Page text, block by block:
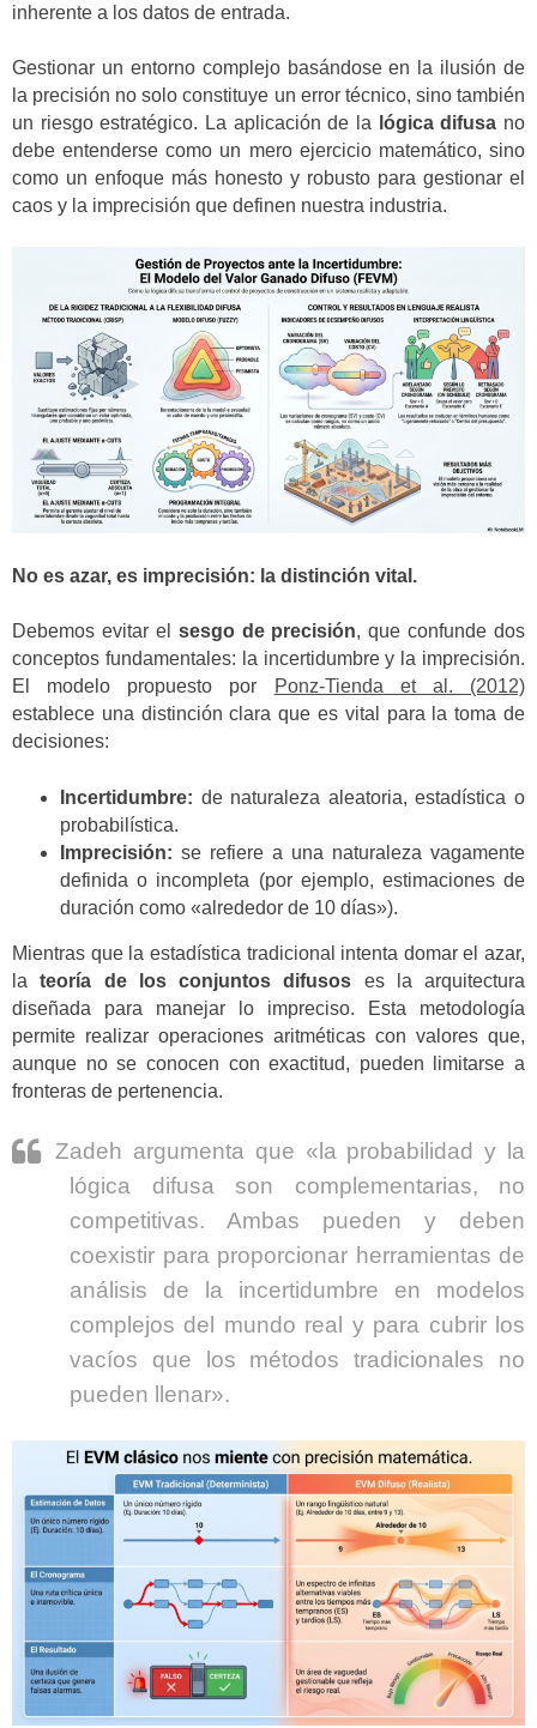
inherente a los datos de entrada.
Gestionar un entorno complejo basándose en la ilusión de
la precisión no solo constituye un error técnico, sino también
un riesgo estratégico. La aplicación de la
lógica difusa no
debe entenderse como un mero ejercicio matemático, sino
como un enfoque más honesto y robusto para gestionar el
caos y la imprecisión que definen nuestra industria.
No es azar, es imprecisión: la distinción vital.
Debemos evitar el sesgo de precisión, que confunde dos
conceptos fundamentales: la incertidumbre y la imprecisión.
El modelo propuesto por
Ponz-Tienda et al. (2012)
establece una distinción clara que es vital para la toma de
decisiones:
Incertidumbre: de naturaleza aleatoria, estadística o
probabilística.
Imprecisión: se refiere a una naturaleza vagamente
definida o incompleta (por ejemplo, estimaciones de
duración como «alrededor de 10 días»).
Mientras que la estadística tradicional intenta domar el azar,
lateoría de los conjuntos difusos es la arquitectura
diseñada para manejar lo impreciso. Esta metodología
permite realizar operaciones aritméticas con valores que,
aunque no se conocen con exactitud, pueden limitarse a
fronteras de pertenencia.
Zadeh argumenta que «la probabilidad y la
lógica difusa son complementarias, no
competitivas. Ambas pueden y deben
coexistir para proporcionar herramientas de
análisis de la incertidumbre en modelos
complejos del mundo real y para cubrir los
vacíos que los métodos tradicionales no
pueden llenar».